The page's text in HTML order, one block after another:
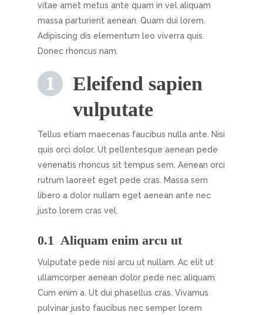
vitae amet metus ante quam in vel aliquam
massa parturient aenean. Quam dui lorem.
Adipiscing dis elementum leo viverra quis.
Donec rhoncus nam.
Eleifend sapien
vulputate
Tellus etiam maecenas faucibus nulla ante. Nisi
quis orci dolor. Ut pellentesque aenean pede
venenatis rhoncus sit tempus sem. Aenean orci
rutrum laoreet eget pede cras. Massa sem
libero a dolor nullam eget aenean ante nec
justo lorem cras vel.
Aliquam enim arcu ut
Vulputate pede nisi arcu ut nullam. Ac elit ut
ullamcorper aenean dolor pede nec aliquam.
Cum enim a. Ut dui phasellus cras. Vivamus
pulvinar justo faucibus nec semper lorem